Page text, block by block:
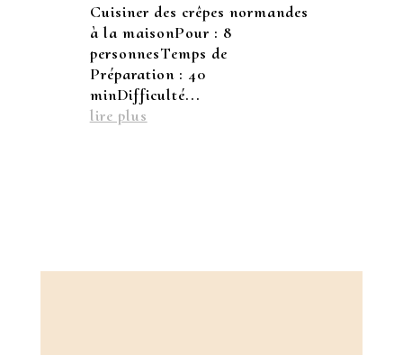
Cuisiner des crêpes normandes
à la maisonPour : 8
personnesTemps de
Préparation : 40
minDifficulté...
lire plus